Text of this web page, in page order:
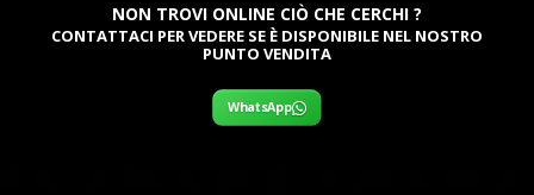
NON TROVI ONLINE CIÒ CHE CERCHI ?
CONTATTACI PER VEDERE SE È DISPONIBILE NEL NOSTRO
PUNTO VENDITA
WhatsApp